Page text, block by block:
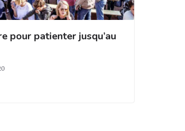
pour patienter jusqu’au